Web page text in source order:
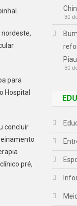
nordeste,
para
Hospital
concluir
pré,
30
30